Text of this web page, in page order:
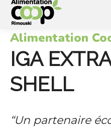
Alimentation
IGA
SHELL
“Un partenaire